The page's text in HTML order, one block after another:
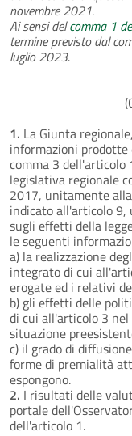
novembre 2021.
Ai sensi delcomma 1
termine previsto dal
luglio 2023.
1. La Giunta
informazioni
comma 3 dell'articolo
legislativa regionale
2017, unitamente
indicato all'articolo 9,
sugli effetti della
le seguenti
a) la realizzazione
integrato di cui
erogate ed i relativi
b) gli effetti delle
di cui all'articolo 3
situazione
c) il grado di
forme di premialità
espongono.
2. I risultati delle
portale
dell'articolo 1.